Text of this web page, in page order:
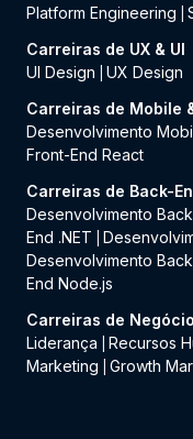
Platform Engineering
Carreiras de UX & UI
UI Design
UX Design
Carreiras de Mobile
Desenvolvimento
Front-End React
Carreiras de Back-
Desenvolvimento
End .NET
Desenvolvimento
End Node.js
Carreiras de
Liderança
Recursos
Marketing
Growth